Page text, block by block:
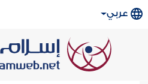
عربي